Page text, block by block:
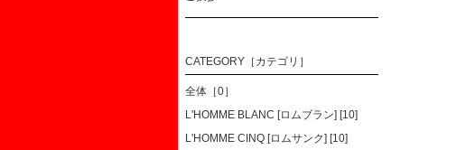
CATEGORY［カテゴリ］
全体［0］
L'HOMME BLANC [ロムブラン] [10]
L'HOMME CINQ [ロムサンク] [10]